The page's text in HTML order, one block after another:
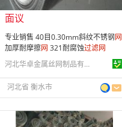
面议
专业销售 40目0.30mm斜纹不锈钢网
加厚耐摩擦网 321耐腐蚀过滤网
河北华卓金属丝网制品有限公司
河北省 衡水市